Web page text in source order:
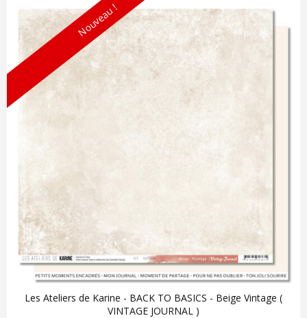
Nouveau !
Les Ateliers de Karine - BACK TO BASICS - Beige Vintage (
VINTAGE JOURNAL )